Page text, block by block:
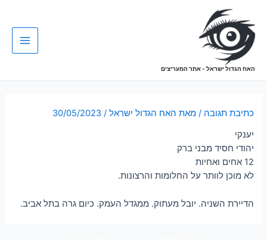
האח הגדול ישראל - אתר המעריצים
כתיבת תגובה / מאתהאח הגדול ישראל/
30/05/2023
יענקי
יהודי חסיד מבני ברק
12 אחים ואחיות
לא מוכן לוותר על החלומות והרצונות.
הדיירת השניה. יובל מעתוק. ממגדל העמק. כיום גרה בתל אביב.